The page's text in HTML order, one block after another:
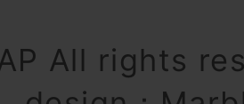
All rights